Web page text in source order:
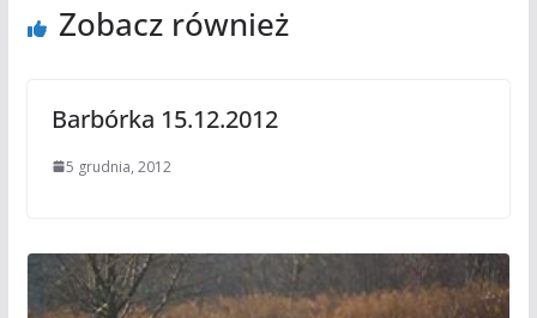
Zobacz również
Barbórka 15.12.2012
5 grudnia, 2012